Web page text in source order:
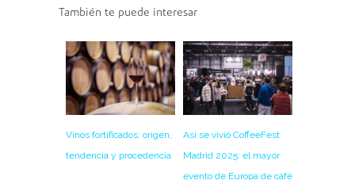
También te puede interesar
Vinos fortificados: origen,
tendencia y procedencia
Así se vivió CoffeeFest
Madrid 2025: el mayor
evento de Europa de café